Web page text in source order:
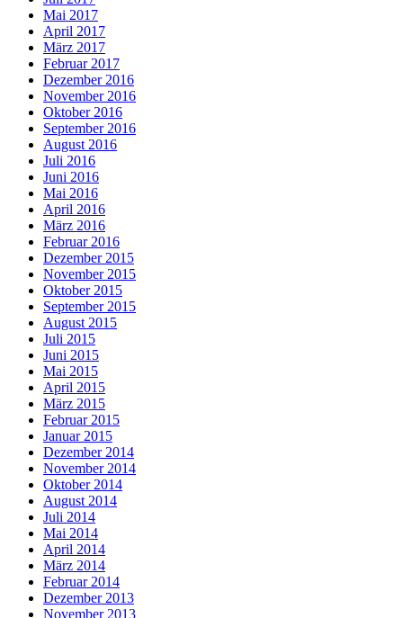
Mai 2017
April 2017
März 2017
Februar 2017
Dezember 2016
November 2016
Oktober 2016
September 2016
August 2016
Juli 2016
Juni 2016
Mai 2016
April 2016
März 2016
Februar 2016
Dezember 2015
November 2015
Oktober 2015
September 2015
August 2015
Juli 2015
Juni 2015
Mai 2015
April 2015
März 2015
Februar 2015
Januar 2015
Dezember 2014
November 2014
Oktober 2014
August 2014
Juli 2014
Mai 2014
April 2014
März 2014
Februar 2014
Dezember 2013
November 2013